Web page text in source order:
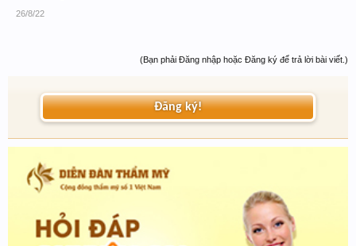
26/8/22
(Bạn phải Đăng nhập hoặc Đăng ký để trả lời bài viết.)
Đăng ký!